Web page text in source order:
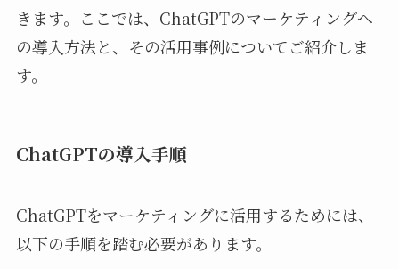
きます。ここでは、ChatGPTのマーケティングへ
の導入方法と、その活用事例についてご紹介しま
す。
ChatGPTの導入手順
ChatGPTをマーケティングに活用するためには、
以下の手順を踏む必要があります。